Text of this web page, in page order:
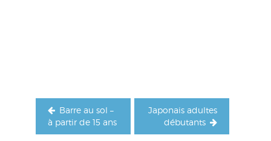
Barre au sol –
à partir de 15 ans
Japonais adultes
débutants